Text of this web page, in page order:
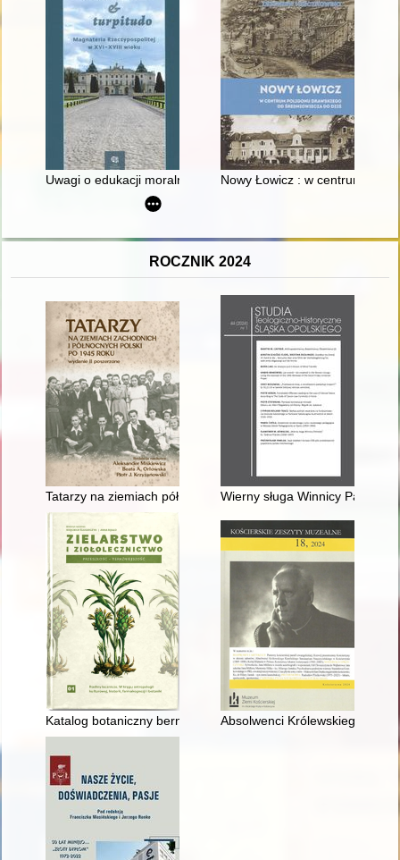
Uwagi o edukacji moralnej synów szlacheckich w XVI-
Nowy Łowicz : w centrum
ROCZNIK 2024
Tatarzy na ziemiach północno-zachodnich Polski po 1945
Wierny sługa Winnicy
Katalog botaniczny bernardynów z XIX wieku
Absolwenci Królewskiego